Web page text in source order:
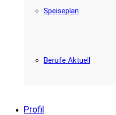
Speiseplan
Berufe Aktuell
Profil